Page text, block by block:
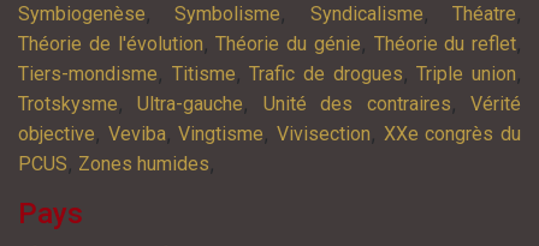
Symbiogenèse,Symbolisme, Syndicalisme,Théatre,
Théorie de l'évolution,Théorie du génie, Théorie du reflet,
Tiers-mondisme, Titisme,Trafic de drogues,Triple union,
Trotskysme,Ultra-gauche, Unité des contraires,Vérité
objective, Veviba,Vingtisme,Vivisection, XXe congrès du
PCUS, Zones humides,
Pays